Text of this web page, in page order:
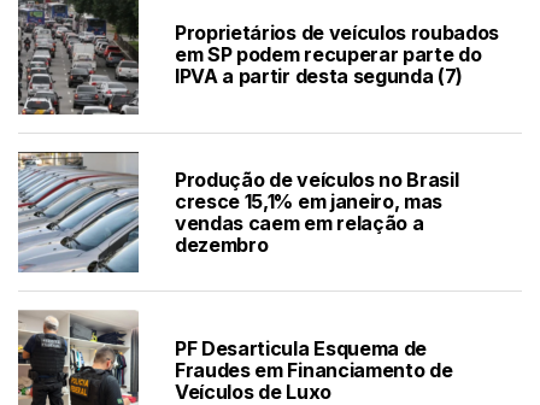
Proprietários de veículos roubados
em SP podem recuperar parte do
IPVA a partir desta segunda (7)
Produção de veículos no Brasil
cresce 15,1% em janeiro, mas
vendas caem em relação a
dezembro
PF Desarticula Esquema de
Fraudes em Financiamento de
Veículos de Luxo